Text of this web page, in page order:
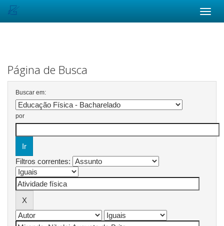
Página de Busca
Buscar em:
por
Filtros correntes: